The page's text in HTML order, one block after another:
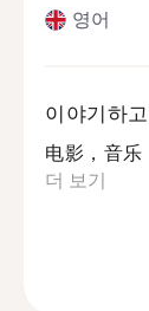
영어
이야기하
电影，音
더 보기